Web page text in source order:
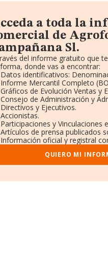
a toda la
de
Sl.
del informe gratuito que
donde vas a encontrar:
Datos identificativos:
Informe Mercantil Completo
Gráficos de Evolución Ventas y
Consejo de Administración y
Directivos y Ejecutivos.
Accionistas.
Participaciones y Vinculaciones
Artículos de prensa publicados
Información oficial y registral
QUIERO MI